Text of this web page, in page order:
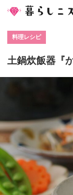
料理レシピ
土鍋炊飯器『